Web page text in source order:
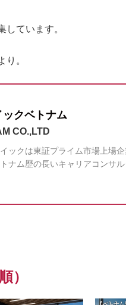
ています。
り。
ックベトナム
CO.,LTD
ックは東証プライム市場上場
ナム歴の長いキャリアコンサル
）